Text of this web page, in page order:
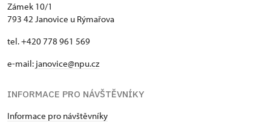
Zámek 10/1
793 42 Janovice u Rýmařova
tel. +420 778 961 569
e-mail: janovice@npu.cz
INFORMACE PRO NÁVŠTĚVNÍKY
Informace pro návštěvníky